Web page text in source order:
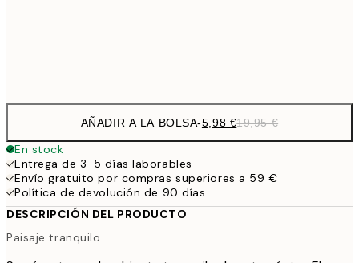
AÑADIR A LA BOLSA-5,98 €19,95 €
En stock
Entrega de 3-5 días laborables
Envío gratuito por compras superiores a 59 €
Política de devolución de 90 días
DESCRIPCIÓN DEL PRODUCTO
Paisaje tranquilo